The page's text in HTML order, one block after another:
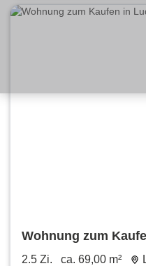
Wohnung zum
230.000 € 69 m²
2.5 Zi. ca. 69,00 m²